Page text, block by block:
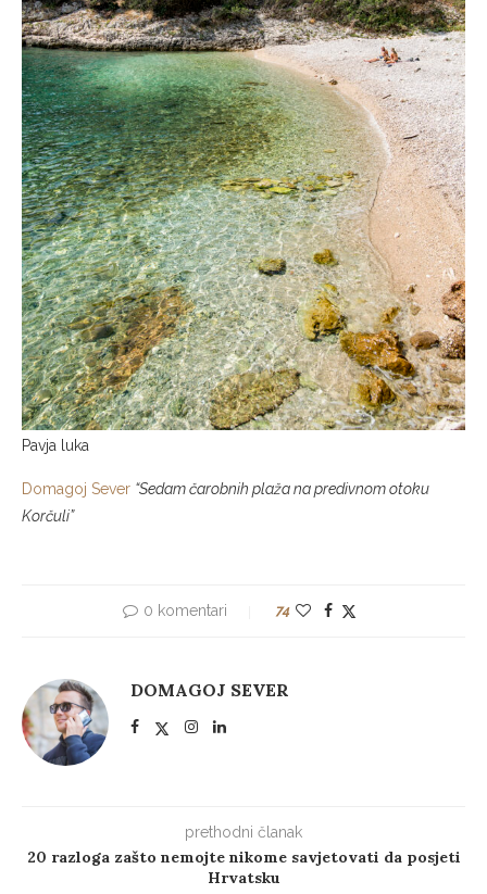
Pavja luka
Domagoj Sever “Sedam čarobnih plaža na predivnom otoku
Korčuli”
0 komentari 74
DOMAGOJ SEVER
prethodni članak
20 razloga zašto nemojte nikome savjetovati da posjeti
Hrvatsku